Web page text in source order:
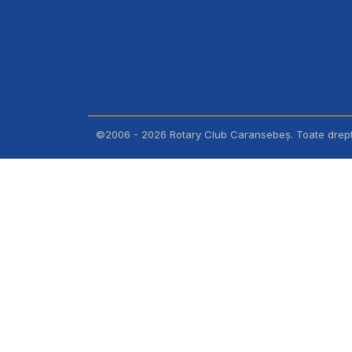
©2006 - 2026 Rotary Club Caransebeș. Toate